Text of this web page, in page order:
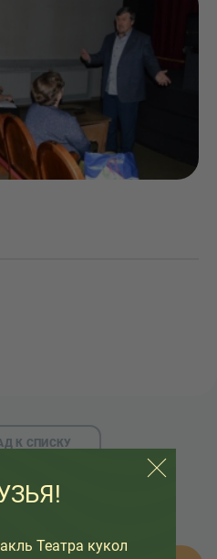
К СПИСКУ
Театра кукол